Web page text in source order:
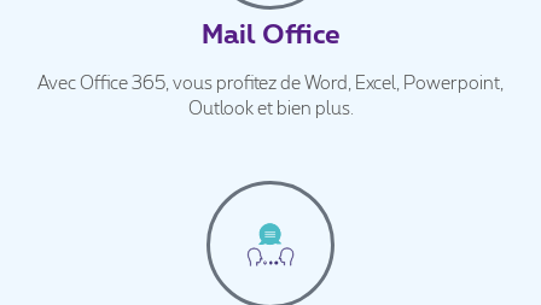
Mail Office
Avec Office 365, vous profitez de Word, Excel, Powerpoint,
Outlook et bien plus.